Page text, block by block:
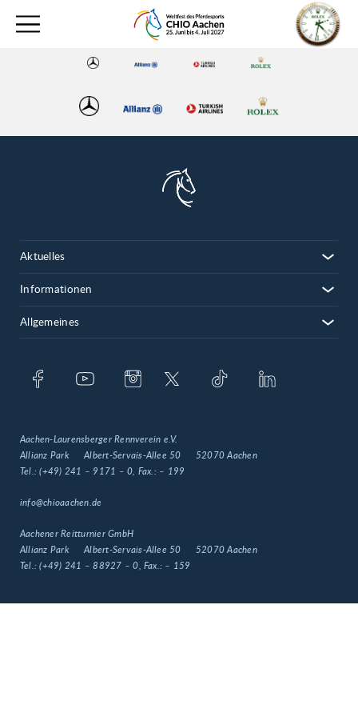
Aktuelles
Informationen
Allgemeines
Aachen-Laurensberger Rennverein e.V.
Allianz Park
Albert-Servais-Allee 50
52070 Aachen
Tel.:(+49) 241 – 9171 – 0 , Fax.: – 199
info@chioaachen.de
Aachener Reitturnier GmbH
Allianz Park
Albert-Servais-Allee 50
52070 Aachen
Tel.:(+49) 241 – 88927 – 0 , Fax.: – 159